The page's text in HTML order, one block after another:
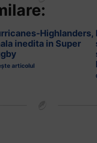
Highlanders,
inedita in Super
articolul